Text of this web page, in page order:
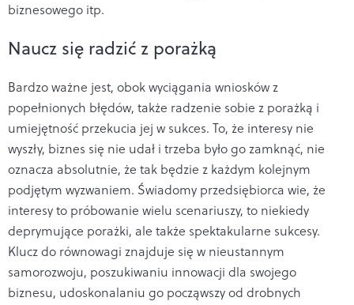
biznesowego itp.
Naucz się radzić z porażką
Bardzo ważne jest, obok wyciągania wniosków z
popełnionych błędów, także radzenie sobie z porażką i
umiejętność przekucia jej w sukces. To, że interesy nie
wyszły, biznes się nie udał i trzeba było go zamknąć, nie
oznacza absolutnie, że tak będzie z każdym kolejnym
podjętym wyzwaniem. Świadomy przedsiębiorca wie, że
interesy to próbowanie wielu scenariuszy, to niekiedy
deprymujące porażki, ale także spektakularne sukcesy.
Klucz do równowagi znajduje się w nieustannym
samorozwoju, poszukiwaniu innowacji dla swojego
biznesu, udoskonalaniu go począwszy od drobnych